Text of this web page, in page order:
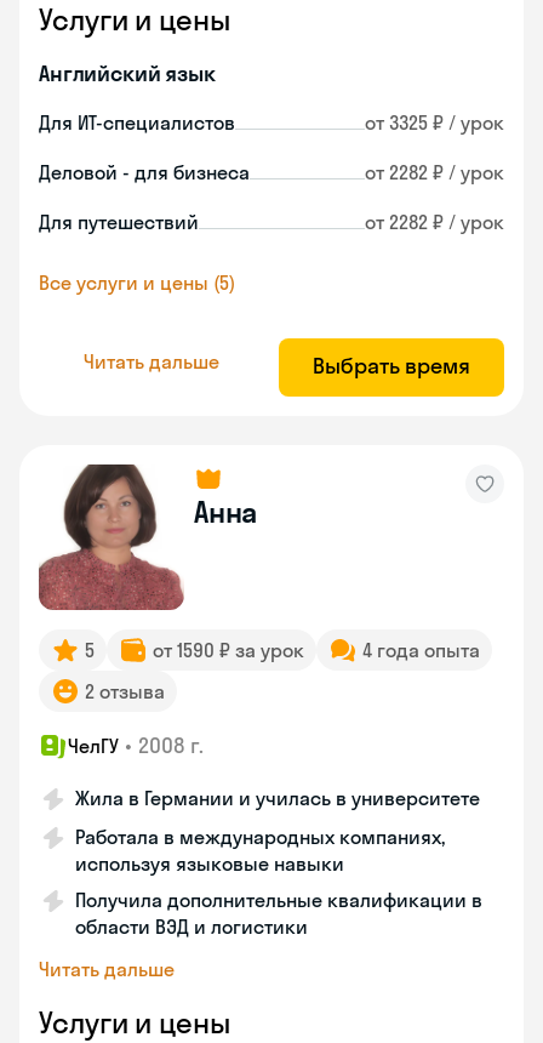
Услуги и цены
Английский язык
Для ИТ-специалистов от 3325 ₽ / урок
Деловой - для бизнеса от 2282 ₽ / урок
Для путешествий от 2282 ₽ / урок
Все услуги и цены (5)
Читать дальше Выбрать время
Анна
5 от 1590 ₽ за урок
4 года опыта
2 отзыва
ЧелГУ • 2008 г.
Жила в Германии и училась в университете
Работала в международных компаниях,
используя языковые навыки
Получила дополнительные квалификации в
области ВЭД и логистики
Читать дальше
Услуги и цены